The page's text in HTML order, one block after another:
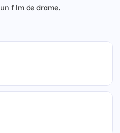
film de drame.